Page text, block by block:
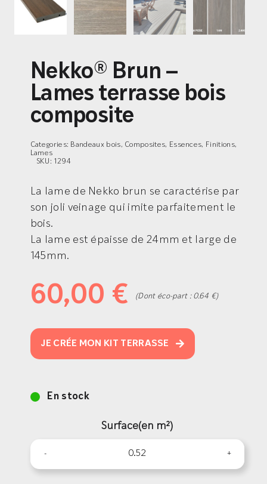
Nekko® Brun –
Lames terrasse bois
composite
Categories: Bandeaux bois, Composites, Essences, Finitions,
Lames
SKU: 1294
La lame de Nekko brun se caractérise par
son joli veinage qui imite parfaitement le
bois.
La lame est épaisse de 24mm et large de
145mm.
60,00 € (Dont éco-part : 0.64 €)
JE CRÉE MON KIT TERRASSE
En stock
Surface(en m²)